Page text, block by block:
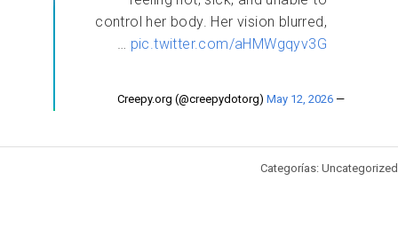
control her body. Her vision blurred,
… pic.twitter.com/aHMWgqyv3G
— Creepy.org (@creepydotorg)
May 12, 2026
Categorías: Uncategorized